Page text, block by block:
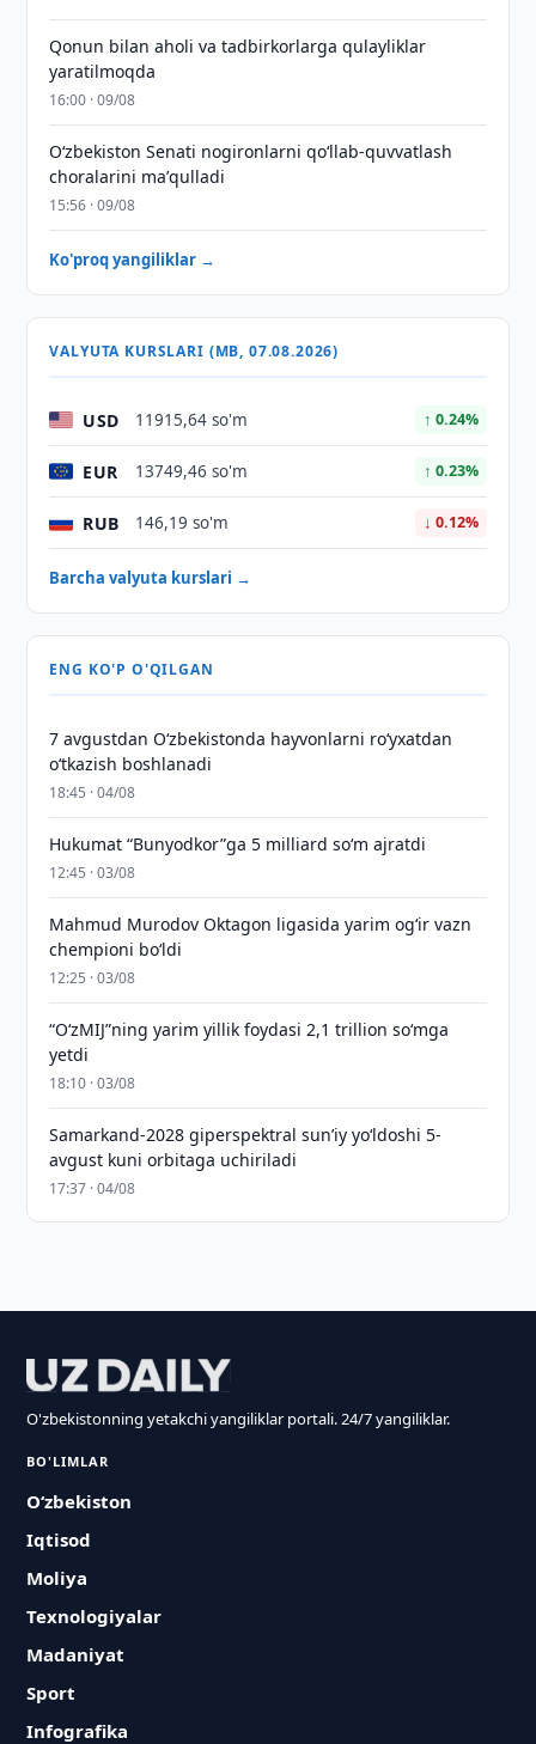
Qonun bilan aholi va tadbirkorlarga qulayliklar
yaratilmoqda
16:00 · 09/08
Oʻzbekiston Senati nogironlarni qoʻllab-quvvatlash
choralarini maʼqulladi
15:56 · 09/08
Ko'proq yangiliklar →
VALYUTA KURSLARI (MB, 07.08.2026)
USD 11915,64 so'm ↑ 0.24%
EUR 13749,46 so'm ↑ 0.23%
RUB 146,19 so'm ↓ 0.12%
Barcha valyuta kurslari →
ENG KO'P O'QILGAN
7 avgustdan O‘zbekistonda hayvonlarni ro‘yxatdan
o‘tkazish boshlanadi
18:45 · 04/08
Hukumat “Bunyodkor”ga 5 milliard so‘m ajratdi
12:45 · 03/08
Mahmud Murodov Oktagon ligasida yarim og‘ir vazn
chempioni bo‘ldi
12:25 · 03/08
“O‘zMIJ”ning yarim yillik foydasi 2,1 trillion so‘mga
yetdi
18:10 · 03/08
Samarkand-2028 giperspektral sun’iy yo‘ldoshi 5-
avgust kuni orbitaga uchiriladi
17:37 · 04/08
O'zbekistonning yetakchi yangiliklar portali. 24/7 yangiliklar.
BO'LIMLAR
O‘zbekiston
Iqtisod
Moliya
Texnologiyalar
Madaniyat
Sport
Infografika